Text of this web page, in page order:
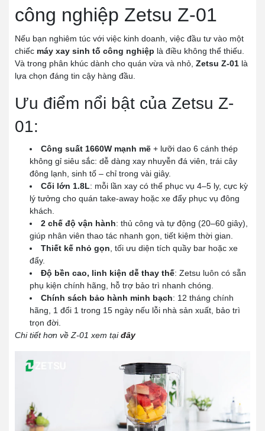
công nghiệp Zetsu Z-01
Nếu bạn nghiêm túc với việc kinh doanh, việc đầu tư vào một
chiếc máy xay sinh tố công nghiệp là điều không thể thiếu.
Và trong phân khúc dành cho quán vừa và nhỏ, Zetsu Z-01 là
lựa chọn đáng tin cậy hàng đầu.
Ưu điểm nổi bật của Zetsu Z-
01:
Công suất 1660W mạnh mẽ + lưỡi dao 6 cánh thép
không gỉ siêu sắc: dễ dàng xay nhuyễn đá viên, trái cây
đông lạnh, sinh tố – chỉ trong vài giây.
Cối lớn 1.8L: mỗi lần xay có thể phục vụ 4–5 ly, cực kỳ
lý tưởng cho quán take-away hoặc xe đẩy phục vụ đông
khách.
2 chế độ vận hành: thủ công và tự động (20–60 giây),
giúp nhân viên thao tác nhanh gọn, tiết kiệm thời gian.
Thiết kế nhỏ gọn , tối ưu diện tích quầy bar hoặc xe
đẩy.
Độ bền cao, linh kiện dễ thay thế: Zetsu luôn có sẵn
phụ kiện chính hãng, hỗ trợ bảo trì nhanh chóng.
Chính sách bảo hành minh bạch: 12 tháng chính
hãng, 1 đổi 1 trong 15 ngày nếu lỗi nhà sản xuất, bảo trì
trọn đời.
Chi tiết hơn về Z-01 xem tạiđây